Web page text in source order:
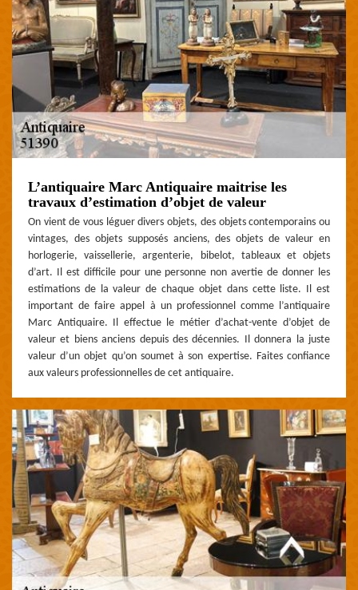
L’antiquaire Marc Antiquaire maitrise les
travaux d’estimation d’objet de valeur
On vient de vous léguer divers objets, des objets contemporains ou
vintages, des objets supposés anciens, des objets de valeur en
horlogerie, vaissellerie, argenterie, bibelot, tableaux et objets
d’art. Il est difficile pour une personne non avertie de donner les
estimations de la valeur de chaque objet dans cette liste. Il est
important de faire appel à un professionnel comme l’antiquaire
Marc Antiquaire. Il effectue le métier d’achat-vente d’objet de
valeur et biens anciens depuis des décennies. Il donnera la juste
valeur d’un objet qu’on soumet à son expertise. Faites confiance
aux valeurs professionnelles de cet antiquaire.